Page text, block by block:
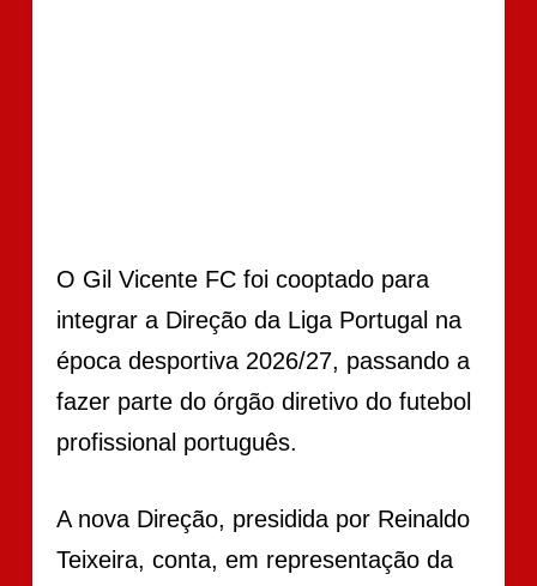
O Gil Vicente FC foi cooptado para
integrar a Direção da Liga Portugal na
época desportiva 2026/27, passando a
fazer parte do órgão diretivo do futebol
profissional português.
A nova Direção, presidida por Reinaldo
Teixeira, conta, em representação da